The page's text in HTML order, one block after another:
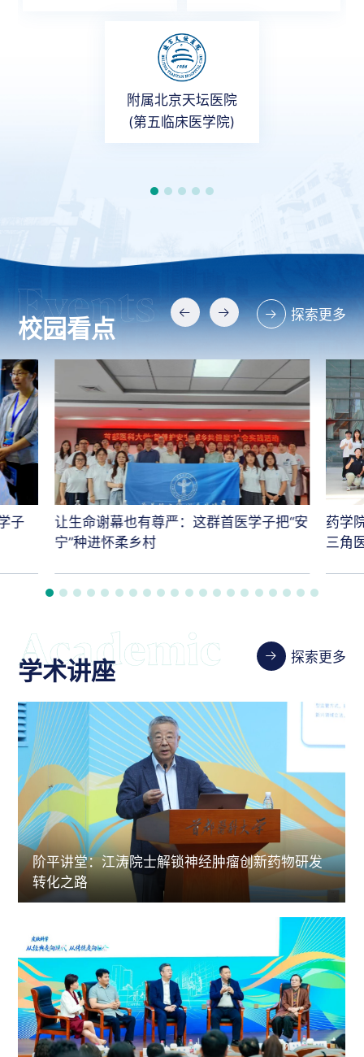
附属北京天坛医院
(第五临床医学院)
校园看点 探索更多
子
让生命谢幕也有尊严：这群首医学子把“安
宁”种进怀柔乡村
药学
三角
学术讲座 探索更多
阶平讲堂：江涛院士解锁神经肿瘤创新药物研发
转化之路